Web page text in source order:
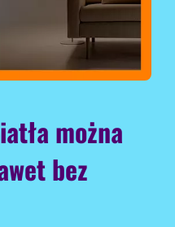
można
bez